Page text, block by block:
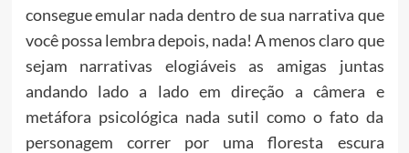
consegue emular nada dentro de sua narrativa que
você possa lembra depois, nada! A menos claro que
sejam narrativas elogiáveis as amigas juntas
andando lado a lado em direção a câmera e
metáfora psicológica nada sutil como o fato da
personagem correr por uma floresta escura